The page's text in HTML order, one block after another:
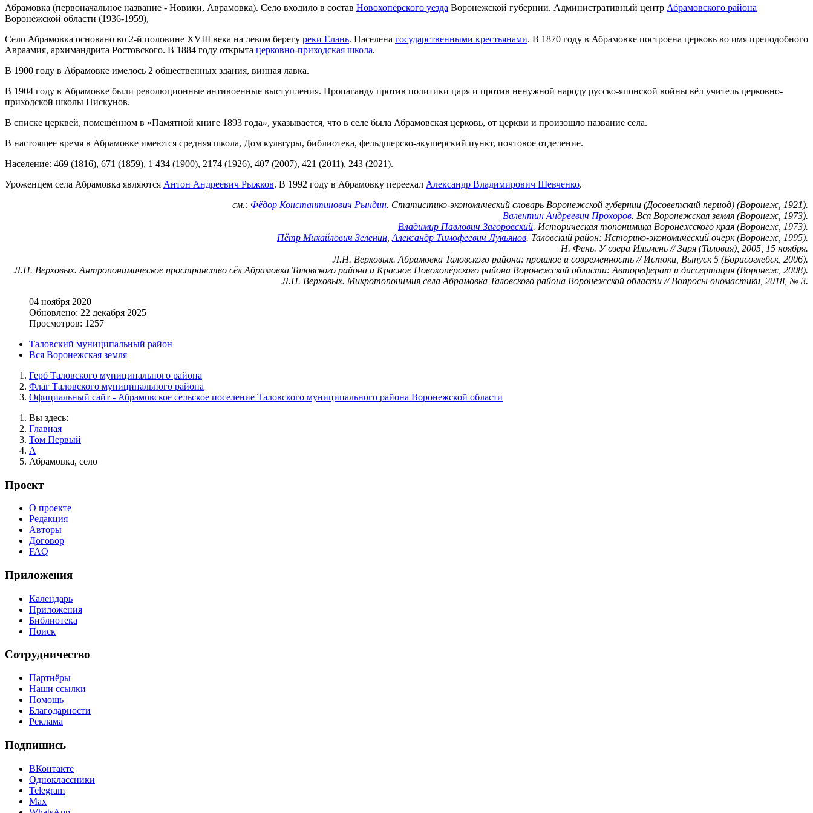
Абрамовка (первоначальное название - Новики, Аврамовка). Село входило в состав Новохопёрского уезда Воронежской губернии. Административный центр Абрамовского района
Воронежской области (1936-1959),
Село Абрамовка основано во 2-й половине XVIII века на левом берегу реки Елань. Населена государственными крестьянами. В 1870 году в Абрамовке построена церковь во имя преподобного
Авраамия, архимандрита Ростовского. В 1884 году открыта церковно-приходская школа.
В 1900 году в Абрамовке имелось 2 общественных здания, винная лавка.
В 1904 году в Абрамовке были революционные антивоенные выступления. Пропаганду против политики царя и против ненужной народу русско-японской войны вёл учитель церковно-
приходской школы Пискунов.
В списке церквей, помещённом в «Памятной книге 1893 года», указывается, что в селе была Абрамовская церковь, от церкви и произошло название села.
В настоящее время в Абрамовке имеются средняя школа, Дом культуры, библиотека, фельдшерско-акушерский пункт, почтовое отделение.
Население: 469 (1816), 671 (1859), 1 434 (1900), 2174 (1926), 407 (2007), 421 (2011), 243 (2021).
Уроженцем села Абрамовка являются Антон Андреевич Рыжков. В 1992 году в Абрамовку переехал Александр Владимирович Шевченко.
см.: Фёдор Константинович Рындин. Статистико-экономический словарь Воронежской губернии (Досоветский период) (Воронеж, 1921).
Валентин Андреевич Прохоров. Вся Воронежская земля (Воронеж, 1973).
Владимир Павлович Загоровский. Историческая топонимика Воронежского края (Воронеж, 1973).
Пётр Михайлович Зеленин Александр Тимофеевич Лукьянов. Таловский район: Историко-экономический очерк (Воронеж, 1995).
Н. Фень. У озера Ильмень // Заря (Таловая), 2005, 15 ноября.
Л.Н. Верховых. Абрамовка Таловского района: прошлое и современность // Истоки, Выпуск 5 (Борисоглебск, 2006).
Л.Н. Верховых. Антропонимическое пространство сёл Абрамовка Таловского района и Красное Новохопёрского района Воронежской области: Автореферат и диссертация (Воронеж, 2008).
Л.Н. Верховых. Микротопонимия села Абрамовка Таловского района Воронежской области // Вопросы ономастики, 2018, № 3.
04 ноября 2020
Обновлено: 22 декабря 2025
Просмотров: 1257
Таловский муниципальный район
Вся Воронежская земля
Герб Таловского муниципального района
Флаг Таловского муниципального района
Официальный сайт - Абрамовское сельское поселение Таловского муниципального района Воронежской области
Вы здесь:
Главная
Том Первый
А
Абрамовка, село
Проект
О проекте
Редакция
Авторы
Договор
FAQ
Приложения
Календарь
Приложения
Библиотека
Поиск
Сотрудничество
Партнёры
Наши ссылки
Помощь
Благодарности
Реклама
Подпишись
ВКонтакте
Одноклассники
Telegram
Max